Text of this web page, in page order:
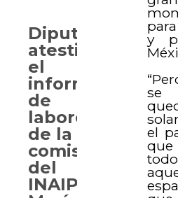
y
se
el
Diputados
atestiguan
el
informe
de
labores
de la
comisionada
del
INAIP,